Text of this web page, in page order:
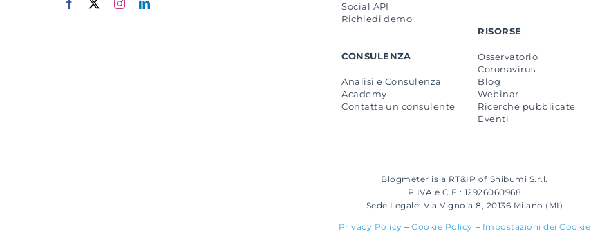
Social API
Richiedi demo
CONSULENZA
Analisi e Consulenza
Academy
Contatta un consulente
RISORSE
Osservatorio
Coronavirus
Blog
Webinar
Ricerche pubblicate
Eventi
Blogmeter is a RT&IP of Shibumi S.r.l.
P.IVA e C.F.: 12926060968
Sede Legale: Via Vignola 8, 20136 Milano (MI)
Privacy Policy –Cookie Policy – Impostazioni dei Cookie